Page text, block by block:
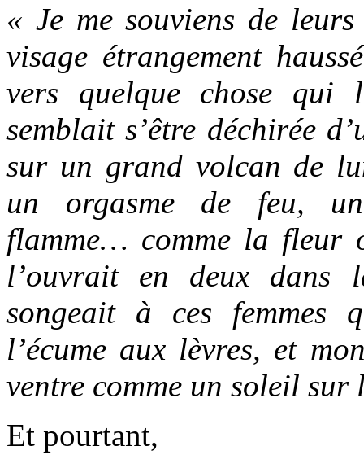
« Je me souviens de
visage étrangement
vers quelque chose
semblait s’être déchirée
sur un grand volcan de
un orgasme de feu,
flamme… comme la fleur
l’ouvrait en deux
songeait à ces femmes
l’écume aux lèvres, et
ventre comme un soleil
Et pourtant,